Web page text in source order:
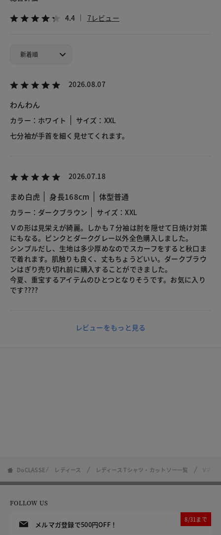
4.4 7レビュー
2026.08.07
わんわん
カラー：ホワイト
サイズ：XXL
七分袖が手首を細く見せてくれます。
2026.07.18
まめ白虎 身長168cm 体型普通
カラー：ダークブラウン
サイズ：XXL
Ｖの形は見栄えが綺麗。しかも７分袖は肘を隠せて日焼け対策
にもなる。ピンクとダークグレー以外全色購入しました。
シンプルだし、生地は多少厚めなのでスカーフをすると秋口ま
で着れます。肌触りも良く、丈もちょうどいい。ダークブラウ
ンはぎり売り切れ前に購入することができました。
今夏、重宝するアイテムのひとつとなりそうです。お気に入り
です????
レビューをもっと見る
DoCLASSE レディース レディース Tシャツ・カットソー一覧 Vネッ
FOLLOW US
メルマガ登録で500円OFF！
8/31まで